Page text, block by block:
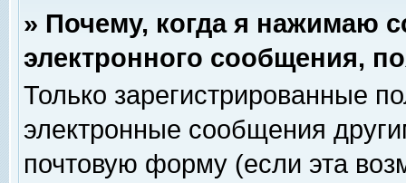
» Почему, когда я нажимаю
электронного сообщения,
Только зарегистрированные
электронные сообщения
почтовую форму (если эта